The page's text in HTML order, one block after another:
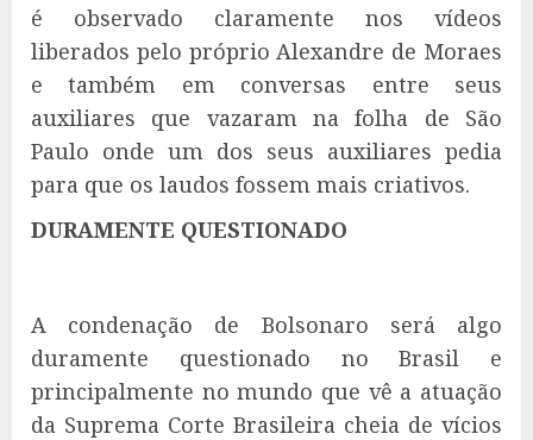
é observado claramente nos vídeos
liberados pelo próprio Alexandre de Moraes
e também em conversas entre seus
auxiliares que vazaram na folha de São
Paulo onde um dos seus auxiliares pedia
para que os laudos fossem mais criativos.
DURAMENTE QUESTIONADO
A condenação de Bolsonaro será algo
duramente questionado no Brasil e
principalmente no mundo que vê a atuação
da Suprema Corte Brasileira cheia de vícios